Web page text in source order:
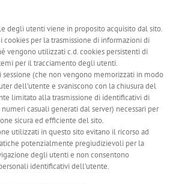
degli utenti viene in proposito acquisito dal sito.
cookies per la trasmissione di informazioni di
vengono utilizzati c.d. cookies persistenti di
per il tracciamento degli utenti.
sessione (che non vengono memorizzati in modo
dell’utente e svaniscono con la chiusura del
limitato alla trasmissione di identificativi di
casuali generati dal server) necessari per
sicura ed efficiente del sito.
utilizzati in questo sito evitano il ricorso ad
potenzialmente pregiudizievoli per la
degli utenti e non consentono
identificativi dell’utente.